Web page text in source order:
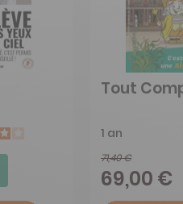
Tout
1 an
71,40 €
69,00 €